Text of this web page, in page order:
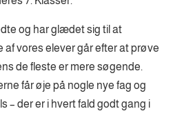
og har glædet sig til at
af vores elever går efter at prøve
de fleste er mere søgende.
får øje på nogle nye fag og
– der er i hvert fald godt gang i